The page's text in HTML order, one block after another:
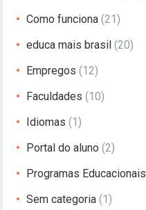
Como funciona (21)
educa mais brasil (20)
Empregos (12)
Faculdades (10)
Idiomas (1)
Portal do aluno (2)
Programas Educacionais
Sem categoria (1)